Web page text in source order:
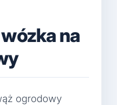
na
ogrodowy